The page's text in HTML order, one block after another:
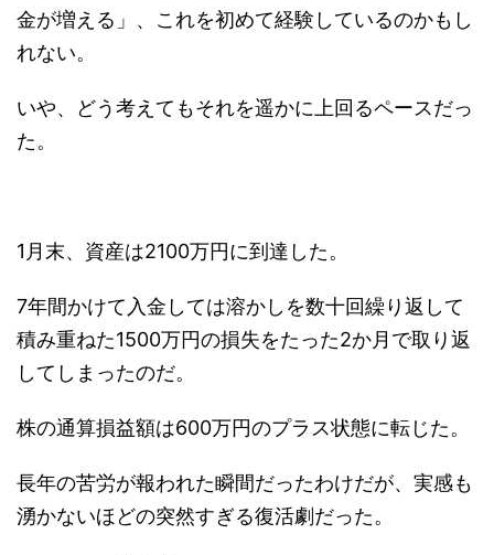
金が増える」、これを初めて経験しているのかもし
れない。
いや、どう考えてもそれを遥かに上回るペースだっ
た。
1月末、資産は2100万円に到達した。
7年間かけて入金しては溶かしを数十回繰り返して
積み重ねた1500万円の損失をたった2か月で取り返
してしまったのだ。
株の通算損益額は600万円のプラス状態に転じた。
長年の苦労が報われた瞬間だったわけだが、実感も
湧かないほどの突然すぎる復活劇だった。